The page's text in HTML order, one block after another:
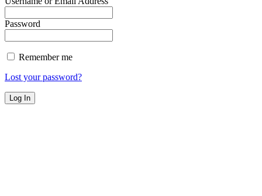
Password
Remember me
Lost your password?